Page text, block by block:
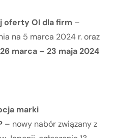
oferty OI dla firm –
na 5 marca 2024 r. oraz
26 marca – 23 maja 2024
marki
– nowy nabór związany z